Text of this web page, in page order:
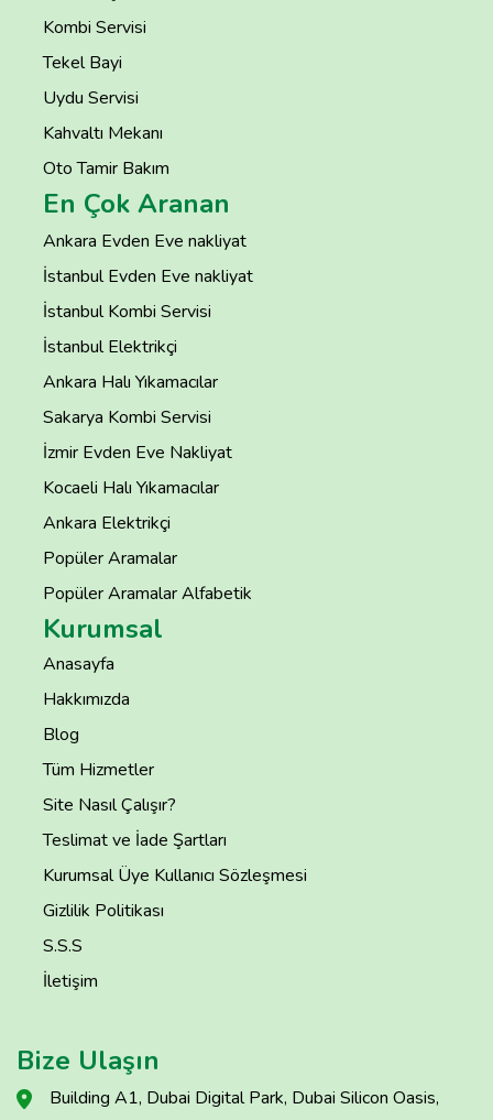
Kombi Servisi
Tekel Bayi
Uydu Servisi
Kahvaltı Mekanı
Oto Tamir Bakım
En Çok Aranan
Ankara Evden Eve nakliyat
İstanbul Evden Eve nakliyat
İstanbul Kombi Servisi
İstanbul Elektrikçi
Ankara Halı Yıkamacılar
Sakarya Kombi Servisi
İzmir Evden Eve Nakliyat
Kocaeli Halı Yıkamacılar
Ankara Elektrikçi
Popüler Aramalar
Popüler Aramalar Alfabetik
Kurumsal
Anasayfa
Hakkımızda
Blog
Tüm Hizmetler
Site Nasıl Çalışır?
Teslimat ve İade Şartları
Kurumsal Üye Kullanıcı Sözleşmesi
Gizlilik Politikası
S.S.S
İletişim
Bize Ulaşın
Building A1, Dubai Digital Park, Dubai Silicon Oasis,